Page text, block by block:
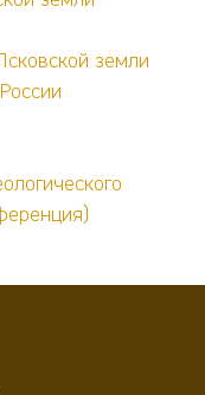
земли